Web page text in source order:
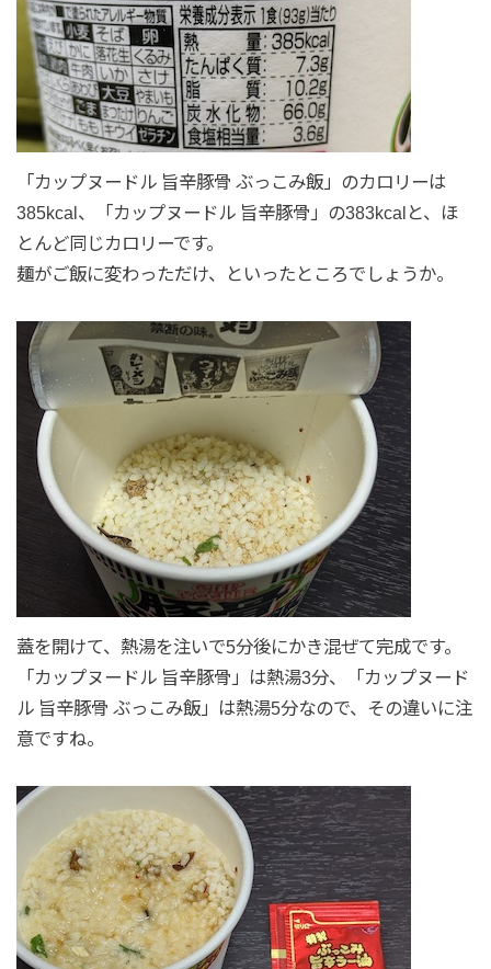
「カップヌードル 旨辛豚骨 ぶっこみ飯」のカロリーは
385kcal、「カップヌードル 旨辛豚骨」の383kcalと、ほ
とんど同じカロリーです。
麺がご飯に変わっただけ、といったところでしょうか。
蓋を開けて、熱湯を注いで5分後にかき混ぜて完成です。
「カップヌードル 旨辛豚骨」は熱湯3分、「カップヌード
ル 旨辛豚骨 ぶっこみ飯」は熱湯5分なので、その違いに注
意ですね。